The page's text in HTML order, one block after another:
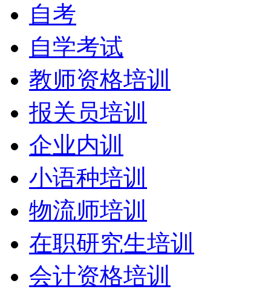
自考
自学考试
教师资格培训
报关员培训
企业内训
小语种培训
物流师培训
在职研究生培训
会计资格培训